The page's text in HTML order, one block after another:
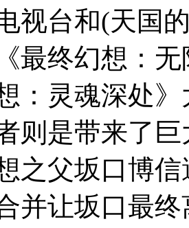
视台和(天国
最终幻想：
：灵魂深处
则是带来了
之父坂口博
并让坂口最